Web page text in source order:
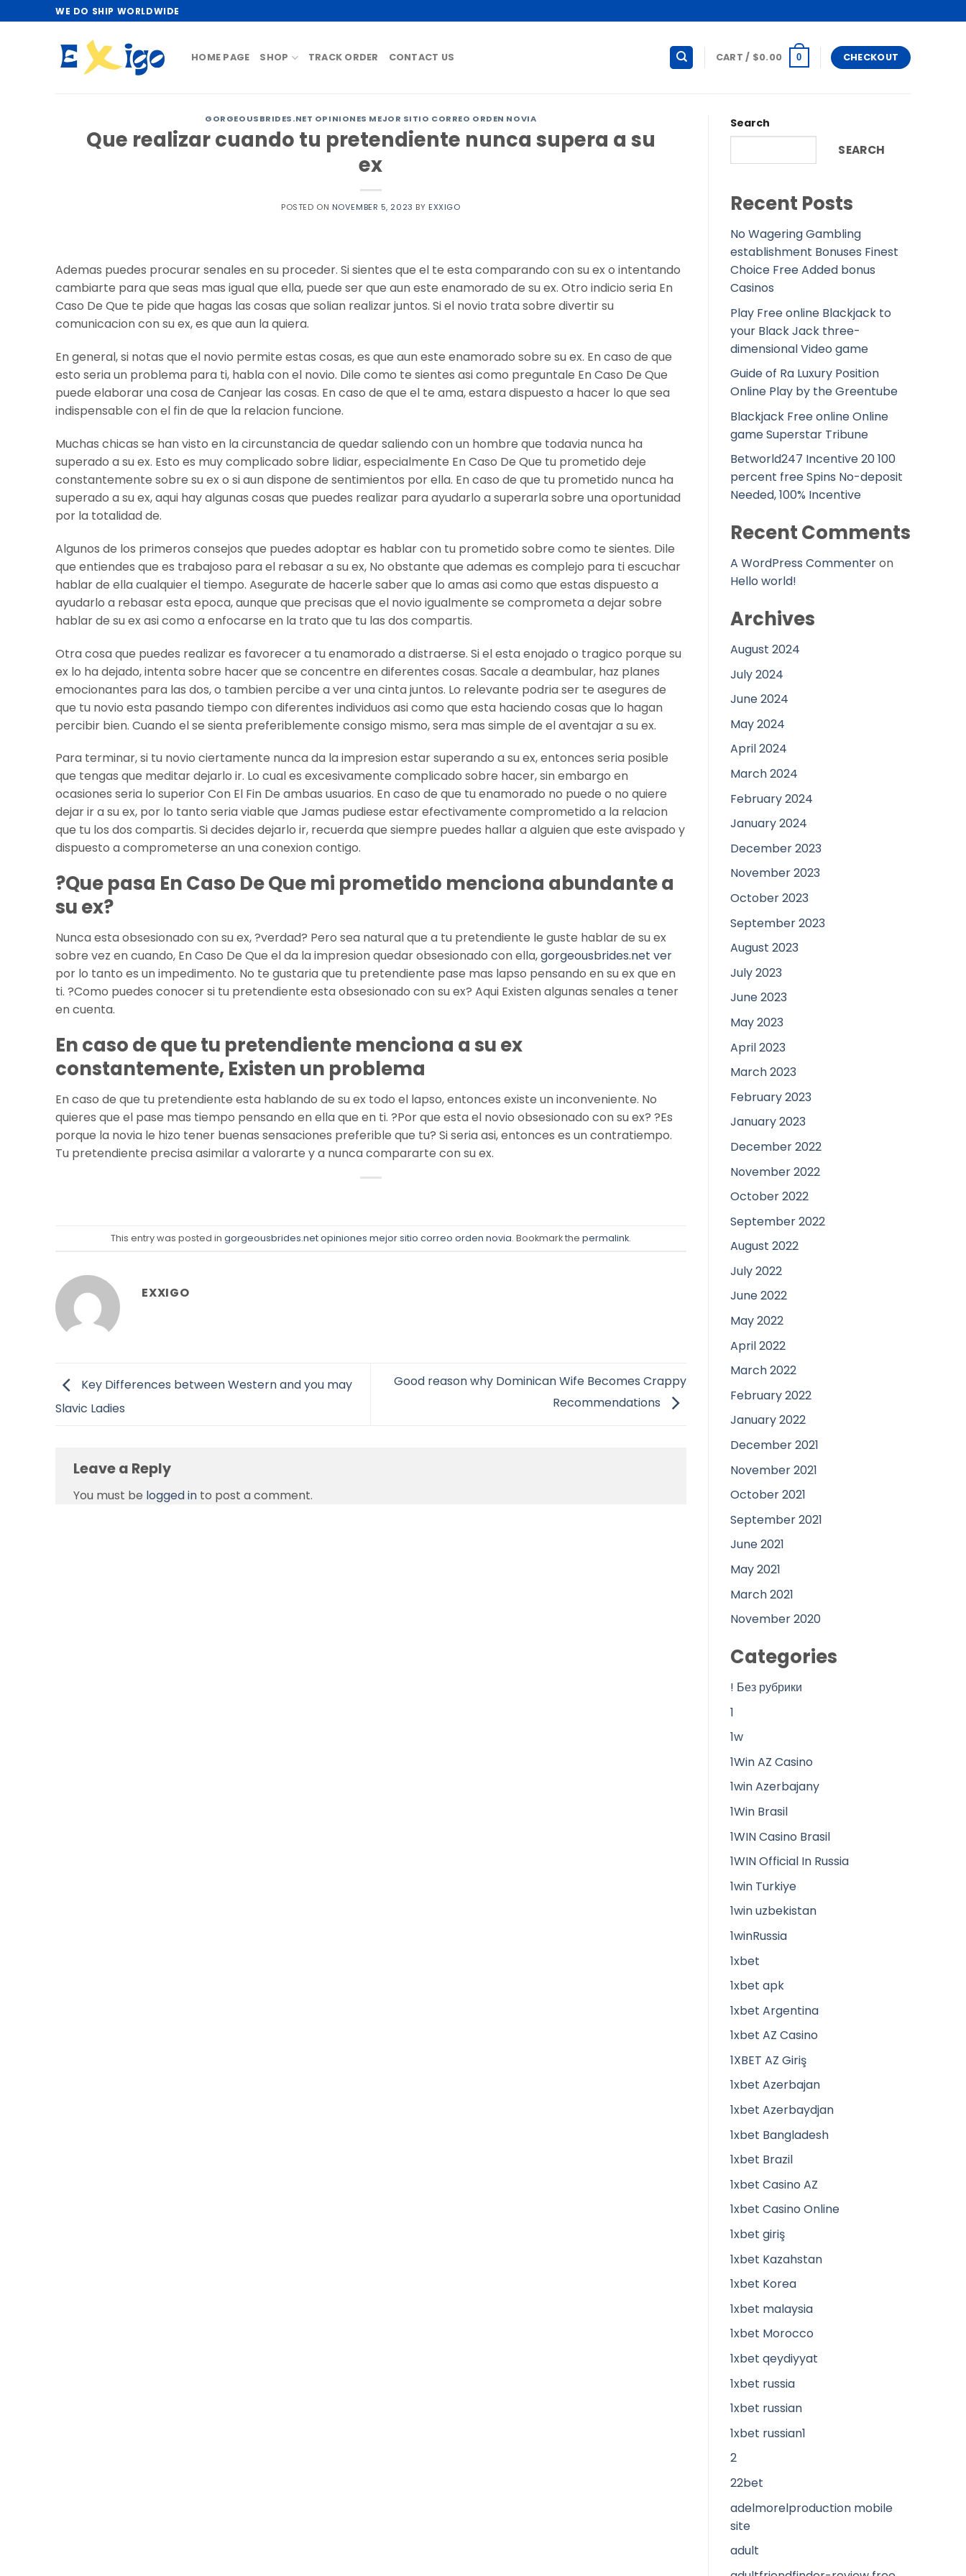
to
WE DO SHIP WORLDWIDE
HOME PAGE SHOP TRACK ORDER CONTACT US CART / $0.00 0 CHECKOUT
GORGEOUSBRIDES.NET OPINIONES MEJOR SITIO CORREO ORDEN NOVIA
Que realizar cuando tu pretendiente nunca supera a su
ex
POSTED ON NOVEMBER 5, 2023 BY EXXIGO
Ademas puedes procurar senales en su proceder. Si sientes que el te esta comparando con su ex o intentando
cambiarte para que seas mas igual que ella, puede ser que aun este enamorado de su ex. Otro indicio seri­a En
Caso De Que te pide que hagas las cosas que solian realizar juntos. Si el novio trata sobre divertir su
comunicacion con su ex, es que aun la quiera.
En general, si notas que el novio permite estas cosas, es que aun este enamorado sobre su ex. En caso de que
esto seri­a un problema para ti, habla con el novio. Dile como te sientes asi­ como preguntale En Caso De Que
puede elaborar una cosa de Canjear las cosas. En caso de que el te ama, estara dispuesto a hacer lo que sea
indispensable con el fin de que la relacion funcione.
Muchas chicas se han visto en la circunstancia de quedar saliendo con un hombre que todavia nunca ha
superado a su ex. Esto es muy complicado sobre lidiar, especialmente En Caso De Que tu prometido deje
constantemente sobre su ex o si aun dispone de sentimientos por ella. En caso de que tu prometido nunca ha
superado a su ex, aqui hay algunas cosas que puedes realizar para ayudarlo a superarla sobre una oportunidad
por la totalidad de.
Algunos de los primeros consejos que puedes adoptar es hablar con tu prometido sobre como te sientes. Dile
que entiendes que es trabajoso para el rebasar a su ex, No obstante que ademas es complejo para ti escuchar
hablar de ella cualquier el tiempo. Asegurate de hacerle saber que lo amas asi­ como que estas dispuesto a
ayudarlo a rebasar esta epoca, aunque que precisas que el novio igualmente se comprometa a dejar sobre
hablar de su ex asi­ como a enfocarse en la trato que tu las dos compartis.
Otra cosa que puedes realizar es favorecer a tu enamorado a distraerse. Si el esta enojado o tragico porque su
ex lo ha dejado, intenta sobre hacer que se concentre en diferentes cosas. Sacale a deambular, haz planes
emocionantes para las dos, o tambien percibe a ver una cinta juntos. Lo relevante podri­a ser te asegures de
que tu novio esta pasando tiempo con diferentes individuos asi­ como que esta haciendo cosas que lo hagan
percibir bien. Cuando el se sienta preferiblemente consigo mismo, sera mas simple de el aventajar a su ex.
Para terminar, si tu novio ciertamente nunca da la impresion estar superando a su ex, entonces seri­a posible
que tengas que meditar dejarlo ir. Lo cual es excesivamente complicado sobre hacer, sin embargo en
ocasiones seri­a lo superior Con El Fin De ambas usuarios. En caso de que tu enamorado no puede o no quiere
dejar ir a su ex, por lo tanto seri­a viable que Jamas pudiese estar efectivamente comprometido a la relacion
que tu los dos compartis. Si decides dejarlo ir, recuerda que siempre puedes hallar a alguien que este avispado y
dispuesto a comprometerse an una conexion contigo.
?Que pasa En Caso De Que mi prometido menciona abundante a
su ex?
Nunca esta obsesionado con su ex, ?verdad? Pero sea natural que a tu pretendiente le guste hablar de su ex
sobre vez en cuando, En Caso De Que el da la impresion quedar obsesionado con ella,gorgeousbrides.net ver
por lo tanto es un impedimento. No te gustaria que tu pretendiente pase mas lapso pensando en su ex que en
ti. ?Como puedes conocer si tu pretendiente esta obsesionado con su ex? Aqui Existen algunas senales a tener
en cuenta.
En caso de que tu pretendiente menciona a su ex
constantemente, Existen un problema
En caso de que tu pretendiente esta hablando de su ex todo el lapso, entonces existe un inconveniente. No
quieres que el pase mas tiempo pensando en ella que en ti. ?Por que esta el novio obsesionado con su ex? ?Es
porque la novia le hizo tener buenas sensaciones preferible que tu? Si seri­a asi, entonces es un contratiempo.
Tu pretendiente precisa asimilar a valorarte y a nunca compararte con su ex.
This entry was posted in gorgeousbrides.net opiniones mejor sitio correo orden novia. Bookmark the permalink.
EXXIGO
Key Differences between Western and you may
Slavic Ladies
Good reason why Dominican Wife Becomes Crappy
Recommendations
Leave a Reply
You must be logged in to post a comment.
Search
SEARCH
Recent Posts
No Wagering Gambling
establishment Bonuses Finest
Choice Free Added bonus
Casinos
Play Free online Blackjack to
your Black Jack three-
dimensional Video game
Guide of Ra Luxury Position
Online Play by the Greentube
Blackjack Free online Online
game Superstar Tribune
Betworld247 Incentive 20 100
percent free Spins No-deposit
Needed, 100% Incentive
Recent Comments
A WordPress Commenteron
Hello world!
Archives
August 2024
July 2024
June 2024
May 2024
April 2024
March 2024
February 2024
January 2024
December 2023
November 2023
October 2023
September 2023
August 2023
July 2023
June 2023
May 2023
April 2023
March 2023
February 2023
January 2023
December 2022
November 2022
October 2022
September 2022
August 2022
July 2022
June 2022
May 2022
April 2022
March 2022
February 2022
January 2022
December 2021
November 2021
October 2021
September 2021
June 2021
May 2021
March 2021
November 2020
Categories
! Без рубрики
1
1w
1Win AZ Casino
1win Azerbajany
1Win Brasil
1WIN Casino Brasil
1WIN Official In Russia
1win Turkiye
1win uzbekistan
1winRussia
1xbet
1xbet apk
1xbet Argentina
1xbet AZ Casino
1XBET AZ Giriş
1xbet Azerbajan
1xbet Azerbaydjan
1xbet Bangladesh
1xbet Brazil
1xbet Casino AZ
1xbet Casino Online
1xbet giriş
1xbet Kazahstan
1xbet Korea
1xbet malaysia
1xbet Morocco
1xbet qeydiyyat
1xbet russia
1xbet russian
1xbet russian1
2
22bet
adelmorelproduction mobile
site
adult